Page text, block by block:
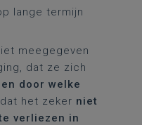
lange termijn
meegegeven
dat ze zich
door welke
het zeker niet
verliezen in